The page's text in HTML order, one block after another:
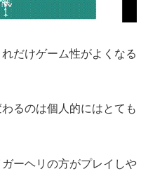
だけゲーム性がよくなる
るのは個人的にはとても
ーヘリの方がプレイしや